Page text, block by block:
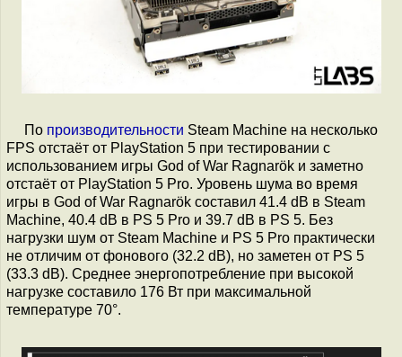
По производительности Steam Machine на несколько
FPS отстаёт от PlayStation 5 при тестировании с
использованием игры God of War Ragnarök и заметно
отстаёт от PlayStation 5 Pro. Уровень шума во время
игры в God of War Ragnarök составил 41.4 dB в Steam
Machine, 40.4 dB в PS 5 Pro и 39.7 dB в PS 5. Без
нагрузки шум от Steam Machine и PS 5 Pro практически
не отличим от фонового (32.2 dB), но заметен от PS 5
(33.3 dB). Среднее энергопотребление при высокой
нагрузке составило 176 Вт при максимальной
температуре 70°.